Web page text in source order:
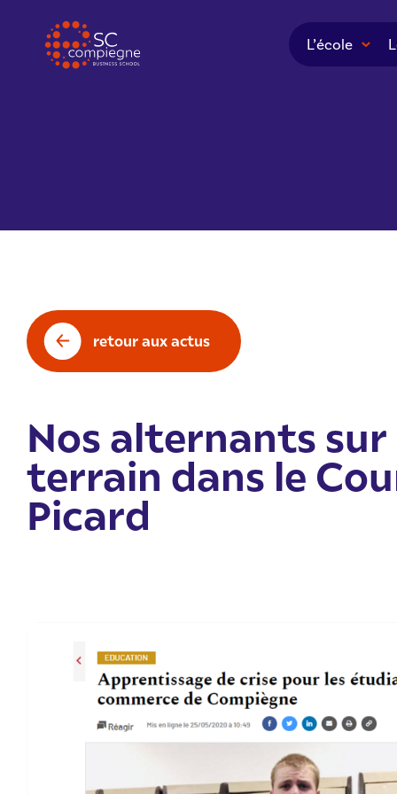
L’école
retour aux actus
Nos alternants sur
terrain dans le
Picard